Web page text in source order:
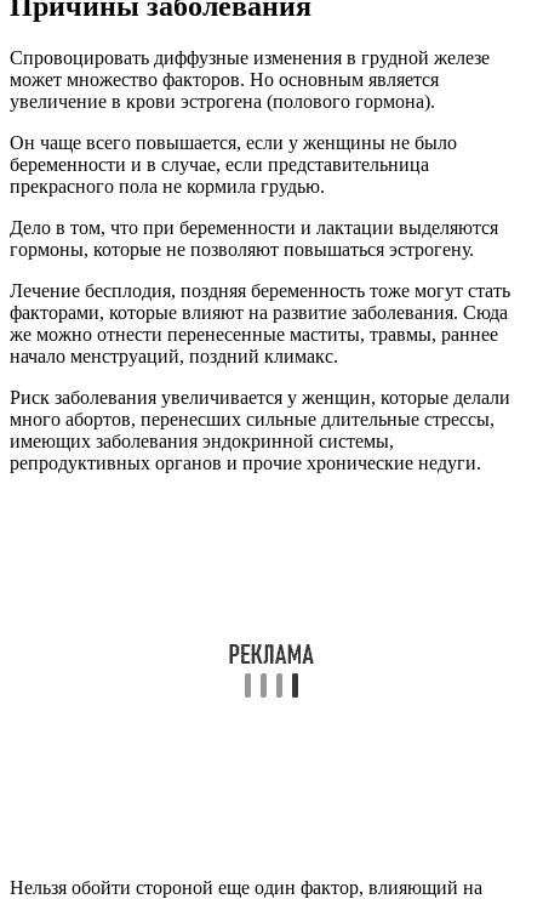
Спровоцировать диффузные изменения в грудной железе
может множество факторов. Но основным является
увеличение в крови эстрогена (полового гормона).
Он чаще всего повышается, если у женщины не было
беременности и в случае, если представительница
прекрасного пола не кормила грудью.
Дело в том, что при беременности и лактации выделяются
гормоны, которые не позволяют повышаться эстрогену.
Лечение бесплодия, поздняя беременность тоже могут стать
факторами, которые влияют на развитие заболевания. Сюда
же можно отнести перенесенные маститы, травмы, раннее
начало менструаций, поздний климакс.
Риск заболевания увеличивается у женщин, которые делали
много абортов, перенесших сильные длительные стрессы,
имеющих заболевания эндокринной системы,
репродуктивных органов и прочие хронические недуги.
Нельзя обойти стороной еще один фактор, влияющий на